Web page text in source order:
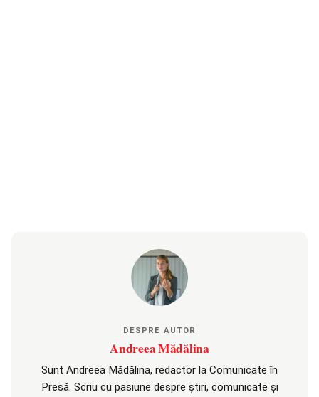
DESPRE AUTOR
Andreea Mădălina
Sunt Andreea Mădălina, redactor la Comunicate în
Presă. Scriu cu pasiune despre știri, comunicate și